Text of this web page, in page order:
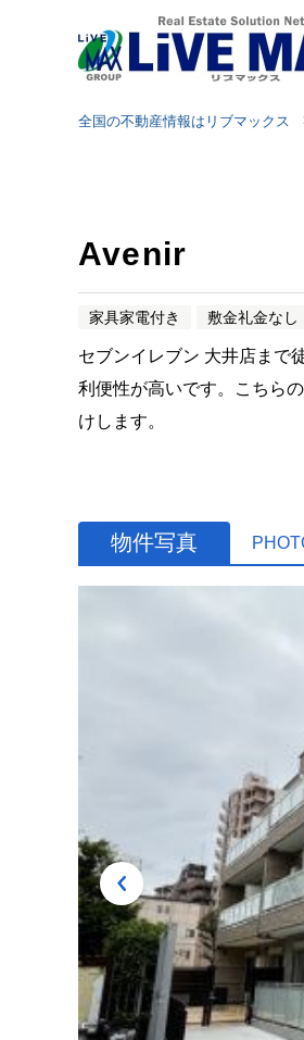
全国の不動産情報はリブマックス
Avenir
家具家電付き 敷金礼金なし
セブンイレブン 大井店まで
利便性が高いです。こちら
けします。
物件写真